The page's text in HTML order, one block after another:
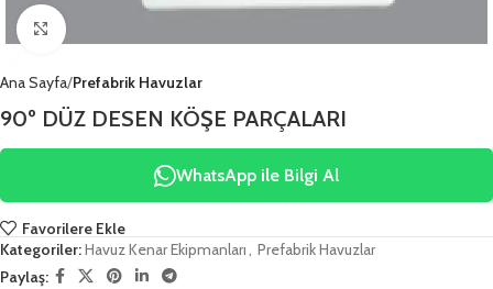
Click to enlarge
Ana Sayfa Prefabrik Havuzlar
90º DÜZ DESEN KÖŞE PARÇALARI
WhatsApp ile Bilgi Al
Favorilere Ekle
Kategoriler:Havuz Kenar Ekipmanları, Prefabrik Havuzlar
Paylaş: